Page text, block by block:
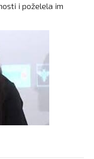
i poželela im